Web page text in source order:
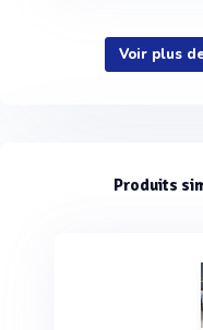
Voir plus
Produits